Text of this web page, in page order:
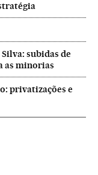
subidas de
as minorias
privatizações e